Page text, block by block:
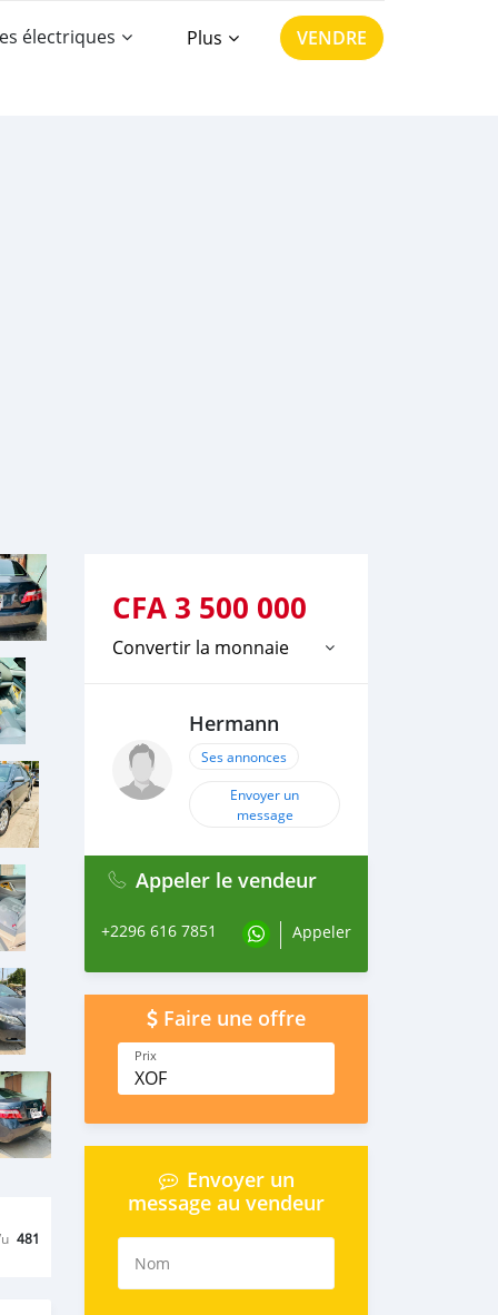
électriques Plus VENDRE
481
CFA 3 500 000
Convertir la monnaie
Hermann
Ses annonces
Envoyer un
message
Appeler le vendeur
+2296 616 7851 Appeler
Faire une offre
Prix
XOF
Envoyer un
message au vendeur
Nom